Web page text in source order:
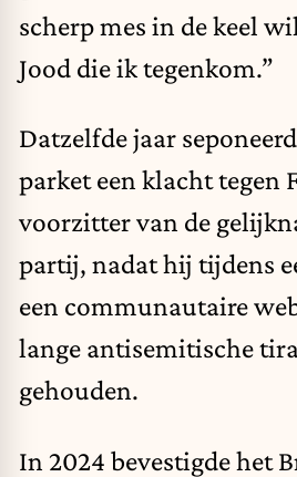
scherp mes in de keel
Jood die ik tegenkom.”
Datzelfde jaar
parket een klacht tegen
voorzitter van de
partij, nadat hij tijdens
een communautaire
lange antisemitische
gehouden.
In 2024 bevestigde het